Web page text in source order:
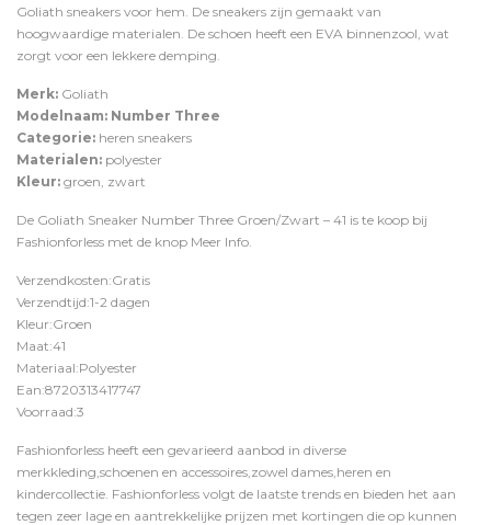
Goliath sneakers voor hem. De sneakers zijn gemaakt van
hoogwaardige materialen. De schoen heeft een EVA binnenzool, wat
zorgt voor een lekkere demping.
Merk: Goliath
Modelnaam: Number Three
Categorie: heren sneakers
Materialen: polyester
Kleur: groen, zwart
De Goliath Sneaker Number Three Groen/Zwart – 41 is te koop bij
Fashionforless met de knop Meer Info.
Verzendkosten:Gratis
Verzendtijd:1-2 dagen
Kleur:Groen
Maat:41
Materiaal:Polyester
Ean:8720313417747
Voorraad:3
Fashionforless heeft een gevarieerd aanbod in diverse
merkkleding,schoenen en accessoires,zowel dames,heren en
kindercollectie. Fashionforless volgt de laatste trends en bieden het aan
tegen zeer lage en aantrekkelijke prijzen met kortingen die op kunnen